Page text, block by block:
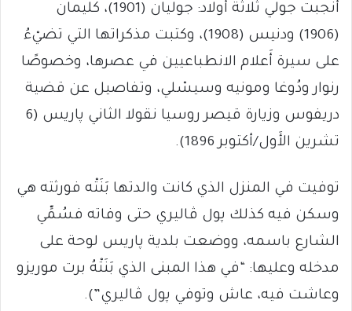
أَنجبت جولي ثلاثة أَولاد: جوليان (1901)، كليمان
(1906) ودنيس (1908)، وكتبت مذكراتها التي تضيْءُ
على سيرة أَعلام الانطباعيين في عصرها، وخصوصًا
رنوار ودُوغا ومونيه وسيسْلي، وتفاصيل عن قضية
دريفوس وزيارة قيصر روسيا نقولا الثاني پاريس (6
تشرين الأَول/أكتوبر 1896).
توفيت في المنزل الذي كانت والدتها بَنَتْه فورثته هي
وسكن فيه كذلك پول ڤاليري حتى وفاته فسُمِّي
الشارع باسمه، ووضعت بلدية پاريس لوحة على
مدخله وعليها: “في هذا المبنى الذي بَنَتْهُ برت موريزو
وعاشت فيه، عاش وتوفي پول ڤاليري”).